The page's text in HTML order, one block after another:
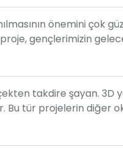
önemini çok
gençlerimizin
takdire şayan.
Bu tür projelerin diğer